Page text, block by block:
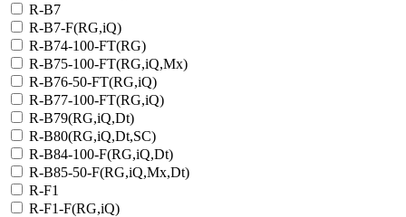
R-B7
R-B7-F(RG,iQ)
R-B74-100-FT(RG)
R-B75-100-FT(RG,iQ,Mx)
R-B76-50-FT(RG,iQ)
R-B77-100-FT(RG,iQ)
R-B79(RG,iQ,Dt)
R-B80(RG,iQ,Dt,SC)
R-B84-100-F(RG,iQ,Dt)
R-B85-50-F(RG,iQ,Mx,Dt)
R-F1
R-F1-F(RG,iQ)